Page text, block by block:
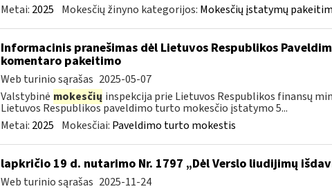
Metai: 2025 Mokesčių žinyno kategorijos: Mokesčių įstatymų
Informacinis pranešimas dėl Lietuvos Respublikos
komentaro pakeitimo
Web turinio sąrašas 2025-05-07
Valstybinė mokesčių inspekcija prie Lietuvos Respublikos finansų
Lietuvos Respublikos paveldimo turto mokesčio įstatymo 5...
Metai: 2025 Mokesčiai: Paveldimo turto mokestis
lapkričio 19 d. nutarimo Nr. 1797 „Dėl Verslo liudijimų
Web turinio sąrašas 2025-11-24